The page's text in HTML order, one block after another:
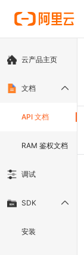
云产品主页
文档
API 文档
RAM 鉴权文档
调试
SDK
安装